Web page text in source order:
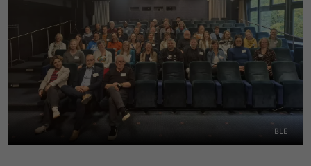
BLE